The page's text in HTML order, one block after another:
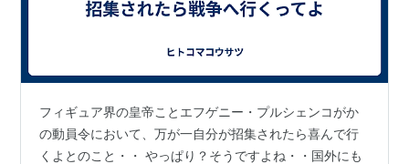
フィギュア界の皇帝ことエフゲニー・プルシェンコがか
の動員令において、万が一自分が招集されたら喜んで行
くよとのこと・・ やっぱり？そうですよね・・国外にも